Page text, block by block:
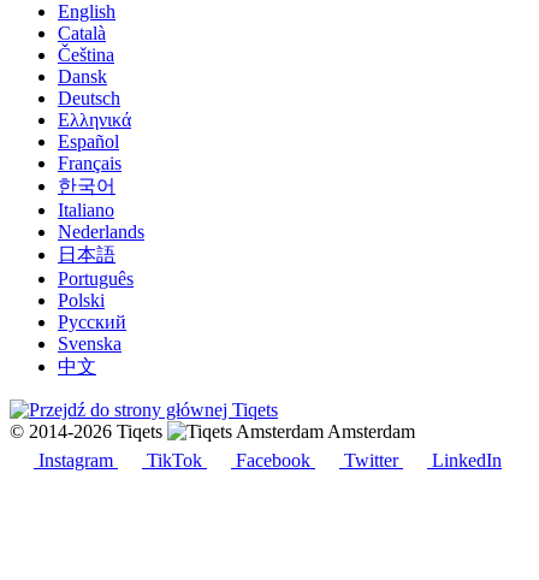
English
Català
Čeština
Dansk
Deutsch
Ελληνικά
Español
Français
한국어
Italiano
Nederlands
日本語
Português
Polski
Русский
Svenska
中文
© 2014-2026 Tiqets
Amsterdam
Instagram
TikTok Facebook Twitter LinkedIn